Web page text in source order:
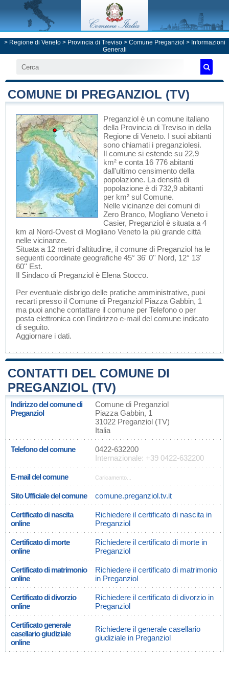
> Regione di Veneto> Provincia di Treviso> Comune Preganziol > Informazioni
Generali
COMUNE DI PREGANZIOL (TV)
Preganziol è un comune italiano
della Provincia di Treviso in della
Regione di Veneto. I suoi abitanti
sono chiamati i preganziolesi.
Il comune si estende su 22,9
km² e conta 16 776 abitanti
dall'ultimo censimento della
popolazione. La densità di
popolazione è di 732,9 abitanti
per km² sul Comune.
Nelle vicinanze dei comuni di
Zero Branco, Mogliano Veneto i
Casier, Preganziol è situata a 4
km al Nord-Ovest di Mogliano Veneto la più grande città
nelle vicinanze.
Situata a 12 metri d'altitudine, il comune di Preganziol ha le
seguenti coordinate geografiche 45° 36' 0'' Nord, 12° 13'
60'' Est.
Il Sindaco di Preganziol è Elena Stocco.
Per eventuale disbrigo delle pratiche amministrative, puoi
recarti presso il Comune di Preganziol Piazza Gabbin, 1
ma puoi anche contattare il comune per Telefono o per
posta elettronica con l'indirizzo e-mail del comune indicato
di seguito.
Aggiornare i dati.
CONTATTI DEL COMUNE DI
PREGANZIOL (TV)
Indirizzo del comune di
Preganziol
Comune di Preganziol
Piazza Gabbin, 1
31022 Preganziol (TV)
Italia
Telefono del comune
0422-632200
Internazionale: +39 0422-632200
E-mail del comune Caricamento...
Sito Ufficiale del comune comune.preganziol.tv.it
Certificato di nascita
online
Richiedere il certificato di nascita in
Preganziol
Certificato di morte
online
Richiedere il certificato di morte in
Preganziol
Certificato di matrimonio
online
Richiedere il certificato di matrimonio
in Preganziol
Certificato di divorzio
online
Richiedere il certificato di divorzio in
Preganziol
Certificato generale
casellario giudiziale
online
Richiedere il generale casellario
giudiziale in Preganziol